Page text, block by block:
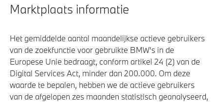
Marktplaats informatie
Het gemiddelde aantal maandelijkse actieve gebruikers
van de zoekfunctie voor gebruikte BMW's in de
Europese Unie bedraagt, conform artikel 24 (2) van de
Digital Services Act, minder dan 200.000. Om deze
waarde te bepalen, hebben we de actieve gebruikers
van de afgelopen zes maanden statistisch geanalyseerd,